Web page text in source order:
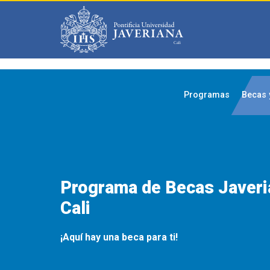
Programas Becas
Programa de Becas
Cali
¡Aquí hay una beca para ti!